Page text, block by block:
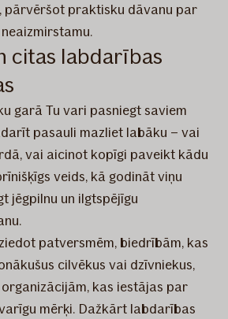
pārvēršot praktisku dāvanu par
citas labdarības
garā Tu vari pasniegt saviem
pasauli mazliet labāku – vai
vai aicinot kopīgi paveikt kādu
veids, kā godināt viņu
jēgpilnu un ilgtspējīgu
patversmēm, biedrībām, kas
cilvēkus vai dzīvniekus,
kas iestājas par
mērķi. Dažkārt labdarības